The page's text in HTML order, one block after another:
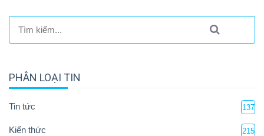
PHÂN LOẠI TIN
Tin tức 137
Kiến thức 215